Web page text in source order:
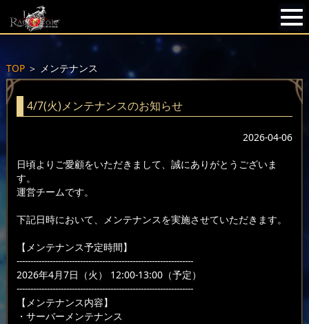
TOP＞ メンテナンス
4/7(火)メンテナンスのお知らせ
2026-04-06
日頃よりご愛顧をいただきまして、誠にありがとうございま
す。
運営チームです。
下記日時において、メンテナンスを実施させていただきます。
【メンテナンス予定時間】
----------------------------------------------------------------
2026年4月7日（火） 12:00-13:00（予定）
----------------------------------------------------------------
【メンテナンス内容】
・サーバーメンテナンス